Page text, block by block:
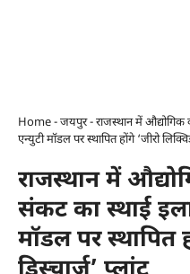
Home-जयपुर-राजस्थान में
एन्युटी मॉडल पर स्थापित होंगे ‘जीरो
राजस्थान में
संकट का स्थाई
मॉडल पर स्थापित